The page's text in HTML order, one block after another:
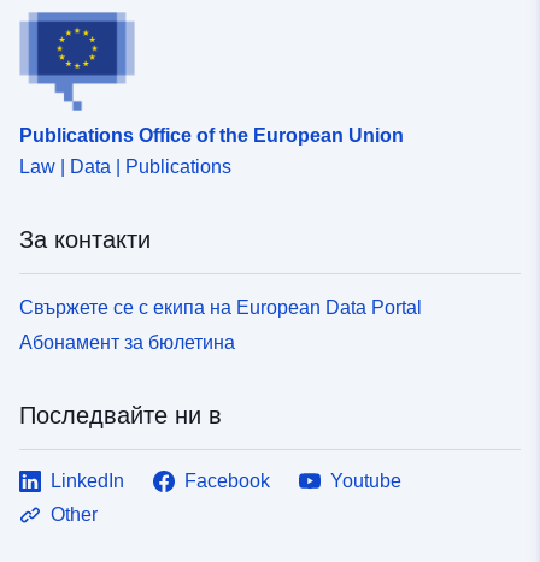
Publications Office of the European Union
Law | Data | Publications
За контакти
Свържете се с екипа на European Data Portal
Абонамент за бюлетина
Последвайте ни в
LinkedIn Facebook
Youtube
Other